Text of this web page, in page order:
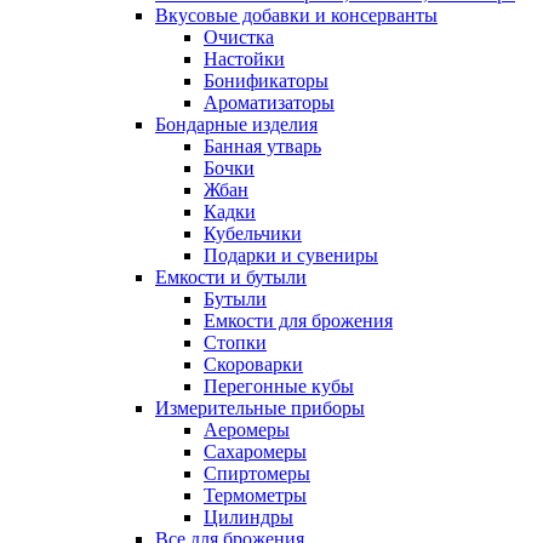
Вкусовые добавки и консерванты
Очистка
Настойки
Бонификаторы
Ароматизаторы
Бондарные изделия
Банная утварь
Бочки
Жбан
Кадки
Кубельчики
Подарки и сувениры
Емкости и бутыли
Бутыли
Емкости для брожения
Стопки
Скороварки
Перегонные кубы
Измерительные приборы
Аеромеры
Сахаромеры
Спиртомеры
Термометры
Цилиндры